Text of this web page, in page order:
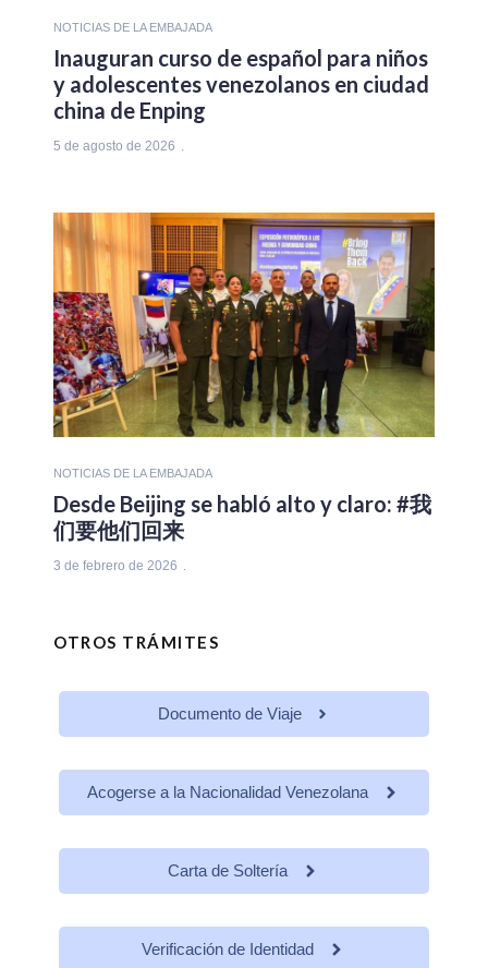
NOTICIAS DE LA EMBAJADA
Inauguran curso de español para niños
y adolescentes venezolanos en ciudad
china de Enping
5 de agosto de 2026
NOTICIAS DE LA EMBAJADA
Desde Beijing se habló alto y claro: #我
们要他们回来
3 de febrero de 2026
OTROS TRÁMITES
Documento de Viaje
Acogerse a la Nacionalidad Venezolana
Carta de Soltería
Verificación de Identidad